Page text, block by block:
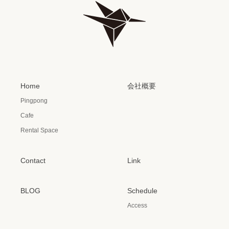
Home
Pingpong
Cafe
Rental Space
会社概要
Contact Link
BLOG Schedule
Access